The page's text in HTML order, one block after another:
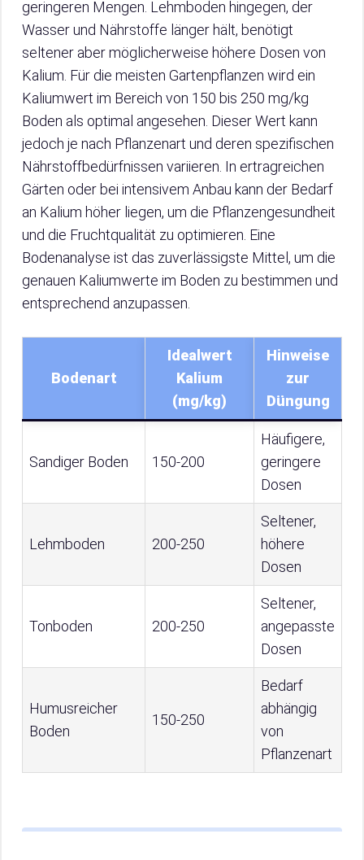
geringeren Mengen. Lehmboden hingegen, der
Wasser und Nährstoffe länger hält, benötigt
seltener aber möglicherweise höhere Dosen von
Kalium. Für die meisten Gartenpflanzen wird ein
Kaliumwert im Bereich von 150 bis 250 mg/kg
Boden als optimal angesehen. Dieser Wert kann
jedoch je nach Pflanzenart und deren spezifischen
Nährstoffbedürfnissen variieren. In ertragreichen
Gärten oder bei intensivem Anbau kann der Bedarf
an Kalium höher liegen, um die Pflanzengesundheit
und die Fruchtqualität zu optimieren. Eine
Bodenanalyse ist das zuverlässigste Mittel, um die
genauen Kaliumwerte im Boden zu bestimmen und
entsprechend anzupassen.
Bodenart
Idealwert
Kalium
(mg/kg)
Hinweise
zur
Düngung
Sandiger Boden 150-200
Häufigere,
geringere
Dosen
Lehmboden 200-250
Seltener,
höhere
Dosen
Tonboden 200-250
Seltener,
angepasste
Dosen
Humusreicher
Boden
150-250
Bedarf
abhängig
von
Pflanzenart